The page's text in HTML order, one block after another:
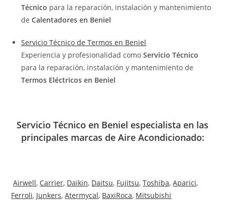
Técnico para la reparación, instalación y mantenimiento
deCalentadores en Beniel
Servicio Técnico de Termos en Beniel
Experiencia y profesionalidad comoServicio Técnico
para la reparación, instalación y mantenimiento de
Termos Eléctricos en Beniel
Servicio Técnico en Beniel especialista en las
principales marcas de Aire Acondicionado:
Airwell, Carrier, Daikin, Daitsu, Fujitsu,Toshiba,Aparici,
Ferroli, Junkers,Atermycal, BaxiRoca, Mitsubishi